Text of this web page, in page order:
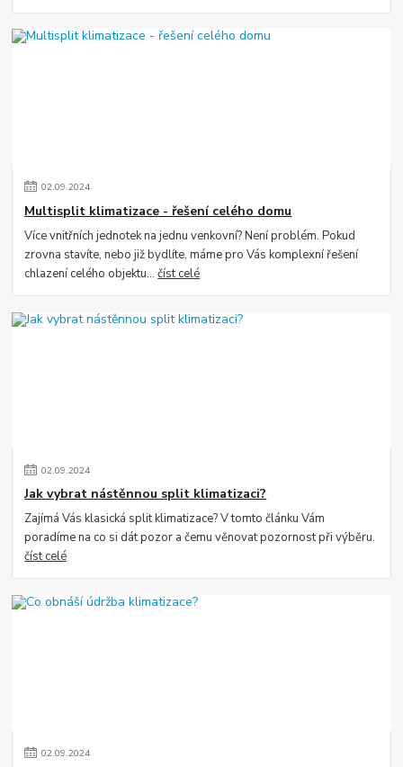
02.09.2024
Multisplit klimatizace - řešení celého domu
Více vnitřních jednotek na jednu venkovní? Není problém. Pokud
zrovna stavíte, nebo již bydlíte, máme pro Vás komplexní řešení
chlazení celého objektu...číst celé
02.09.2024
Jak vybrat nástěnnou split klimatizaci?
Zajímá Vás klasická split klimatizace? V tomto článku Vám
poradíme na co si dát pozor a čemu věnovat pozornost při výběru.
číst celé
02.09.2024